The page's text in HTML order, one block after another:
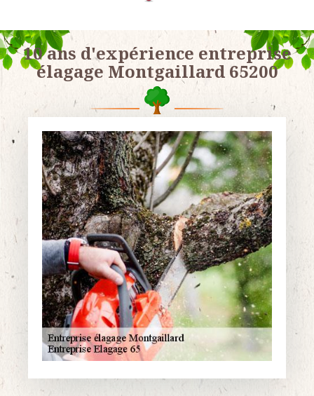
10 ans d'expérience entreprise
élagage Montgaillard 65200